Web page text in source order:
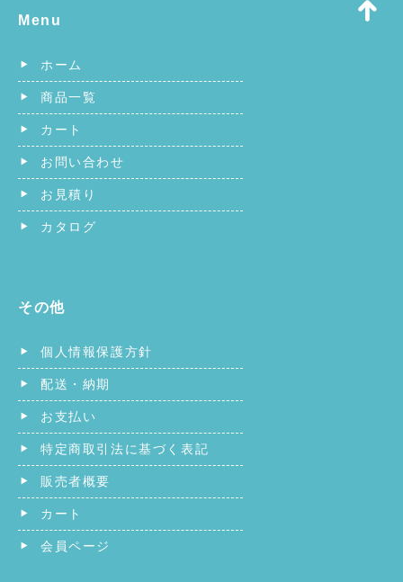
Menu
ホーム
商品一覧
カート
お問い合わせ
お見積り
カタログ
その他
個人情報保護方針
配送・納期
お支払い
特定商取引法に基づく表記
販売者概要
カート
会員ページ